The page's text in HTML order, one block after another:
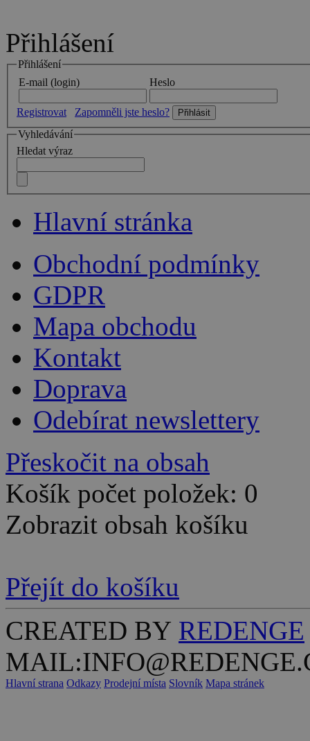
Přihlášení
Přihlášení
E-mail (login)
Heslo
Registrovat
Zapomněli jste heslo?
Vyhledávání
Hledat výraz
Hlavní stránka
Obchodní podmínky
GDPR
Mapa obchodu
Kontakt
Doprava
Odebírat newslettery
Přeskočit na obsah
Košík počet položek: 0
Zobrazit obsah košíku
Přejít do košíku
CREATED BY REDENGE
Hlavní strana Odkazy Prodejní místa Slovník Mapa stránek